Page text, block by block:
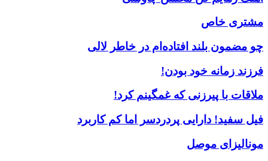
مشتری خاص
چو مضمون بلند افتاده‌ام در خاطر لالی
فرزند زمانه خود بودن!
ملاقات با پیرزنی که غمگینم کرد!
فیل سفید! دارایی پردردسر اما کم کاربرد
مونالیزای موصل